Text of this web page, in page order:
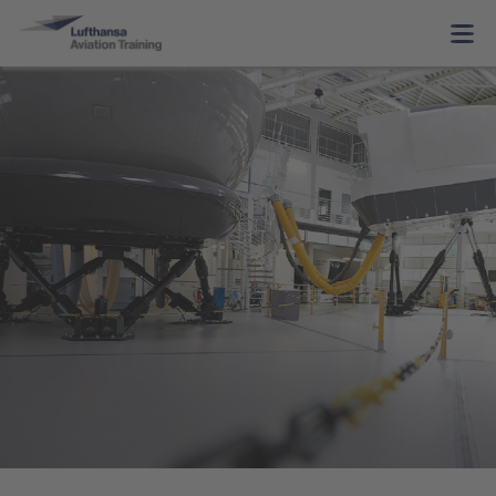
Pilot Training Übersicht
Wet Training Übersicht
Musterberechtigung & Training
Air Operator bezogene Trainingsmodule
Dry Training
Aircraft Training